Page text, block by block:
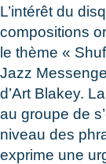
L’intérêt du
compositions
le thème «
Jazz
d’Art Blakey.
au groupe de
niveau des
exprime une